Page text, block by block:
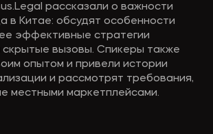
рассказали о важности
в Китае: обсудят особенности
эффективные стратегии
скрытые вызовы. Спикеры также
опытом и привели истории
и рассмотрят требования,
местными маркетплейсами.